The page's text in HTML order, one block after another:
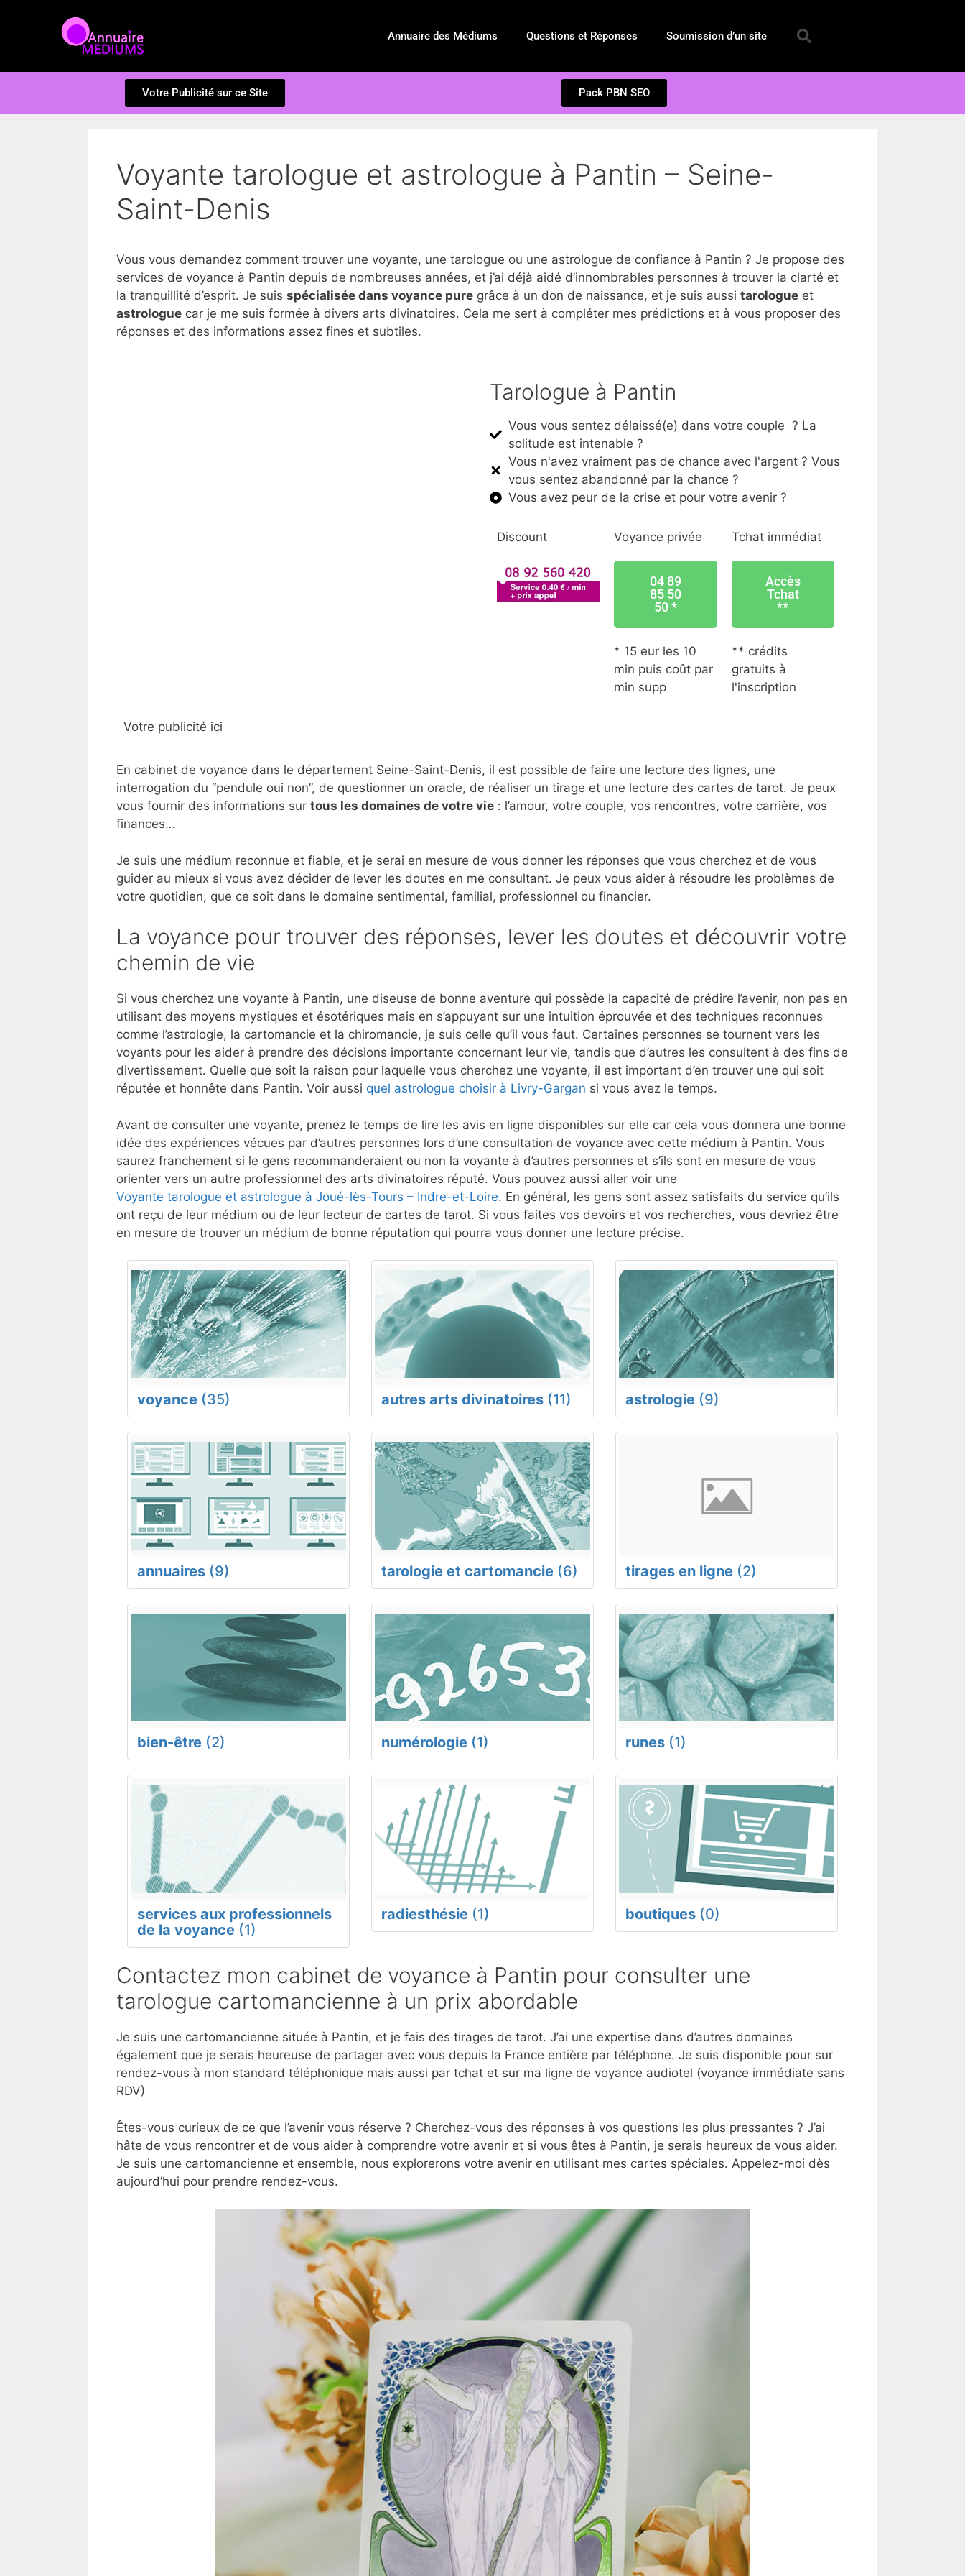
Annuaire des Médiums Questions et Réponses Soumission d’un site
Votre Publicité sur ce Site Pack PBN SEO
Voyante tarologue et astrologue à Pantin – Seine-
Saint-Denis
Vous vous demandez comment trouver une voyante, une tarologue ou une astrologue de confiance à Pantin ? Je propose des
services de voyance à Pantin depuis de nombreuses années, et j’ai déjà aidé d’innombrables personnes à trouver la clarté et
la tranquillité d’esprit. Je suis spécialisée dans voyance pure grâce à un don de naissance, et je suis aussi tarologue et
astrologue car je me suis formée à divers arts divinatoires. Cela me sert à compléter mes prédictions et à vous proposer des
réponses et des informations assez fines et subtiles.
Tarologue à Pantin
Vous vous sentez délaissé(e) dans votre couple ? La
solitude est intenable ?
Vous n'avez vraiment pas de chance avec l'argent ? Vous
vous sentez abandonné par la chance ?
Vous avez peur de la crise et pour votre avenir ?
Discount Voyance privée
04 89
85 50
50 *
* 15 eur les 10
min puis coût par
min supp
Tchat immédiat
Accès
Tchat
**
** crédits
gratuits à
l'inscription
Votre publicité ici
En cabinet de voyance dans le département Seine-Saint-Denis, il est possible de faire une lecture des lignes, une
interrogation du “pendule oui non”, de questionner un oracle, de réaliser un tirage et une lecture des cartes de tarot. Je peux
vous fournir des informations sur tous les domaines de votre vie : l’amour, votre couple, vos rencontres, votre carrière, vos
finances…
Je suis une médium reconnue et fiable, et je serai en mesure de vous donner les réponses que vous cherchez et de vous
guider au mieux si vous avez décider de lever les doutes en me consultant. Je peux vous aider à résoudre les problèmes de
votre quotidien, que ce soit dans le domaine sentimental, familial, professionnel ou financier.
La voyance pour trouver des réponses, lever les doutes et découvrir votre
chemin de vie
Si vous cherchez une voyante à Pantin, une diseuse de bonne aventure qui possède la capacité de prédire l’avenir, non pas en
utilisant des moyens mystiques et ésotériques mais en s’appuyant sur une intuition éprouvée et des techniques reconnues
comme l’astrologie, la cartomancie et la chiromancie, je suis celle qu’il vous faut. Certaines personnes se tournent vers les
voyants pour les aider à prendre des décisions importante concernant leur vie, tandis que d’autres les consultent à des fins de
divertissement. Quelle que soit la raison pour laquelle vous cherchez une voyante, il est important d’en trouver une qui soit
réputée et honnête dans Pantin. Voir aussi quel astrologue choisir à Livry-Gargan si vous avez le temps.
Avant de consulter une voyante, prenez le temps de lire les avis en ligne disponibles sur elle car cela vous donnera une bonne
idée des expériences vécues par d’autres personnes lors d’une consultation de voyance avec cette médium à Pantin. Vous
saurez franchement si le gens recommanderaient ou non la voyante à d’autres personnes et s’ils sont en mesure de vous
orienter vers un autre professionnel des arts divinatoires réputé. Vous pouvez aussi aller voir une
Voyante tarologue et astrologue à Joué-lès-Tours – Indre-et-Loire. En général, les gens sont assez satisfaits du service qu’ils
ont reçu de leur médium ou de leur lecteur de cartes de tarot. Si vous faites vos devoirs et vos recherches, vous devriez être
en mesure de trouver un médium de bonne réputation qui pourra vous donner une lecture précise.
voyance (35) autres arts divinatoires (11) astrologie (9)
annuaires (9) tarologie et cartomancie (6) tirages en ligne (2)
bien-être (2) numérologie (1) runes (1)
services aux professionnels
de la voyance (1)
radiesthésie (1) boutiques (0)
Contactez mon cabinet de voyance à Pantin pour consulter une
tarologue cartomancienne à un prix abordable
Je suis une cartomancienne située à Pantin, et je fais des tirages de tarot. J’ai une expertise dans d’autres domaines
également que je serais heureuse de partager avec vous depuis la France entière par téléphone. Je suis disponible pour sur
rendez-vous à mon standard téléphonique mais aussi par tchat et sur ma ligne de voyance audiotel (voyance immédiate sans
RDV)
Êtes-vous curieux de ce que l’avenir vous réserve ? Cherchez-vous des réponses à vos questions les plus pressantes ? J’ai
hâte de vous rencontrer et de vous aider à comprendre votre avenir et si vous êtes à Pantin, je serais heureux de vous aider.
Je suis une cartomancienne et ensemble, nous explorerons votre avenir en utilisant mes cartes spéciales. Appelez-moi dès
aujourd’hui pour prendre rendez-vous.